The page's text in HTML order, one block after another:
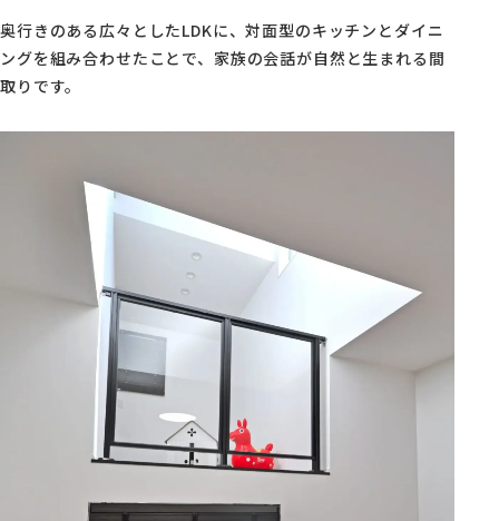
奥行きのある広々としたLDKに、対面型のキッチンとダイニ
ングを組み合わせたことで、家族の会話が自然と生まれる間
取りです。